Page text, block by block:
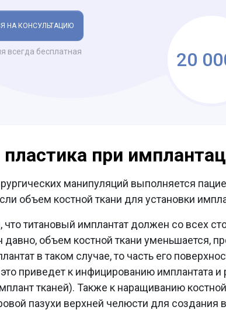
НА КОНСУЛЬТАЦИЮ
всегда бесплатная 20
пластика при
манипуляций выполняется
объем костной ткани для установки
что титановый имплантат должен со всех
давно, объем костной ткани уменьшается,
в таком случае, то часть его
это приведет к инфицированию имплантата
тканей). Также к наращиванию
пазухи верхней челюсти для создания